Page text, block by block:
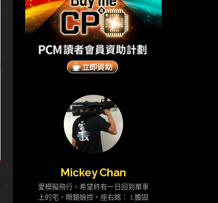
Mickey Chan
愛模擬飛行、希望終有一日回到單車
上的宅，眼鏡娘控。座右銘： 1.膽固